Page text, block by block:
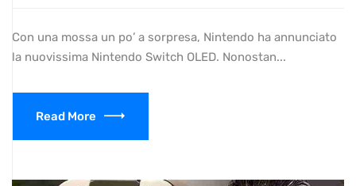
Con una mossa un po’ a sorpresa, Nintendo ha annunciato
la nuovissima Nintendo Switch OLED. Nonostan...
Read More